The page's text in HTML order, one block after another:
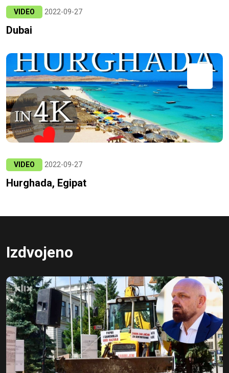
VIDEO 2022-09-27
Dubai
VIDEO 2022-09-27
Hurghada, Egipat
Izdvojeno